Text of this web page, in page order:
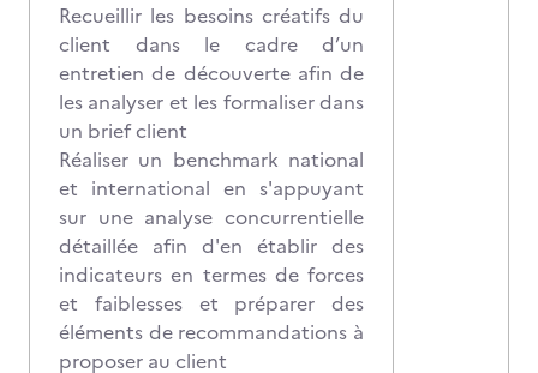
Recueillir les besoins créatifs du
client dans le cadre d’un
entretien de découverte afin de
les analyser et les formaliser dans
un brief client
Réaliser un benchmark national
et international en s'appuyant
sur une analyse concurrentielle
détaillée afin d'en établir des
indicateurs en termes de forces
et faiblesses et préparer des
éléments de recommandations à
proposer au client